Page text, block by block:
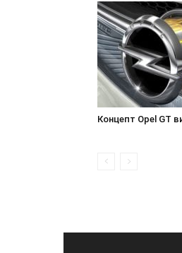
Концепт Opel GT